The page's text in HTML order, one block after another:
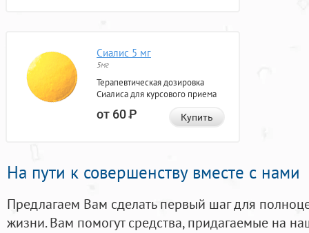
Сиалис 5 мг
5мг
Терапевтическая дозировка
Сиалиса для курсового приема
от 60Р Купить
На пути к совершенству вместе с нами
Предлагаем Вам сделать первый шаг для
жизни. Вам помогут средства, придагаемые на